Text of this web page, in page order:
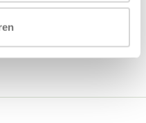
over dit product..